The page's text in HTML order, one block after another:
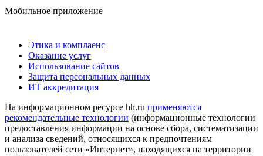
Мобильное приложение
Этика и комплаенс
Оказание услуг
Использование сайтов
Защита персональных данных
ИТ аккредитация
На информационном ресурсе hh.ru применяются
рекомендательные технологии (информационные технологии
предоставления информации на основе сбора, систематизации
и анализа сведений, относящихся к предпочтениям
пользователей сети «Интернет», находящихся на территории